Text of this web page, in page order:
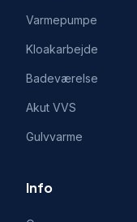
Varmepumpe
Kloakarbejde
Badeværelse
Akut VVS
Gulvvarme
Info